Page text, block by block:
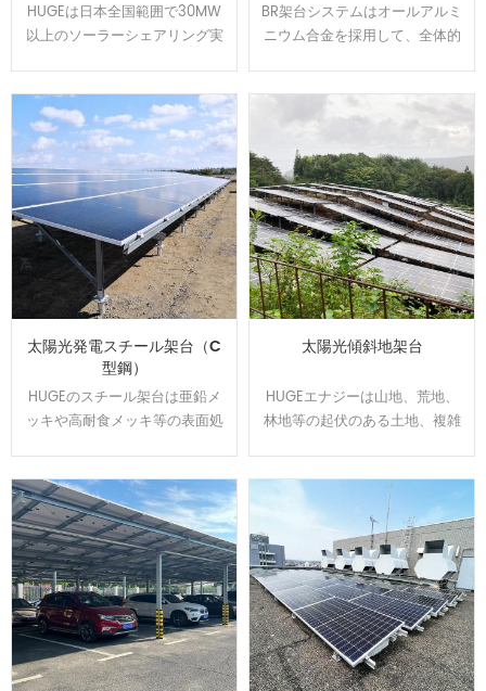
HUGEは日本全国範囲で30MW
以上のソーラーシェアリング実
発して、太陽光パネルの影が夏
の高温から作物や耕作者を守り
ます。農地資源の有効活用と経
済収益をアップするのはお客様
から良い評判を貰いました。
BR架台システムはオールアルミ
ニウム合金を採用して、全体的
ンに取り付けられます、太陽光
発電システムを設置する時間と
コストは節約できます。アルミ
表面は陽極処理で、耐食性が強
くて、太陽光架台は悪質な環境
で長い使用寿命を確保できま
す。
太陽光発電スチール架台（C
型鋼）
HUGEのスチール架台は亜鉛メ
ッキや高耐食メッキ等の表面処
量鉄骨構造で、スパンを最大化
し、基礎数を抑えたご提案が可
能です。他の材質に比べ値段が
安いです。
太陽光傾斜地架台
HUGEエナジーは山地、荒地、
林地等の起伏のある土地、複雑
100MW以上の実績経験あり、開
発した回転金具はいろいろな土
地傾斜問題を解決できます。